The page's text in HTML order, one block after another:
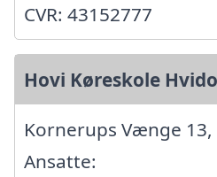
CVR: 43152777
Hovi Køreskole
Kornerups Vænge 13,
Ansatte: